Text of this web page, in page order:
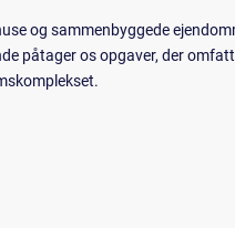
og sammenbyggede
påtager os opgaver, der